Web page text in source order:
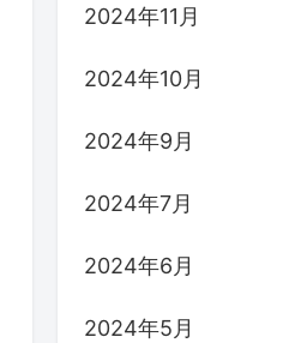
2024年11月
2024年10月
2024年9月
2024年7月
2024年6月
2024年5月